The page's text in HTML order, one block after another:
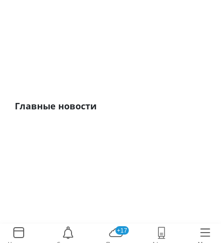
Главные новости
+17